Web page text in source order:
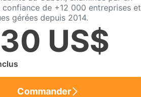
de +12 000 entreprises et
gérées depuis 2014.
US$
Commander